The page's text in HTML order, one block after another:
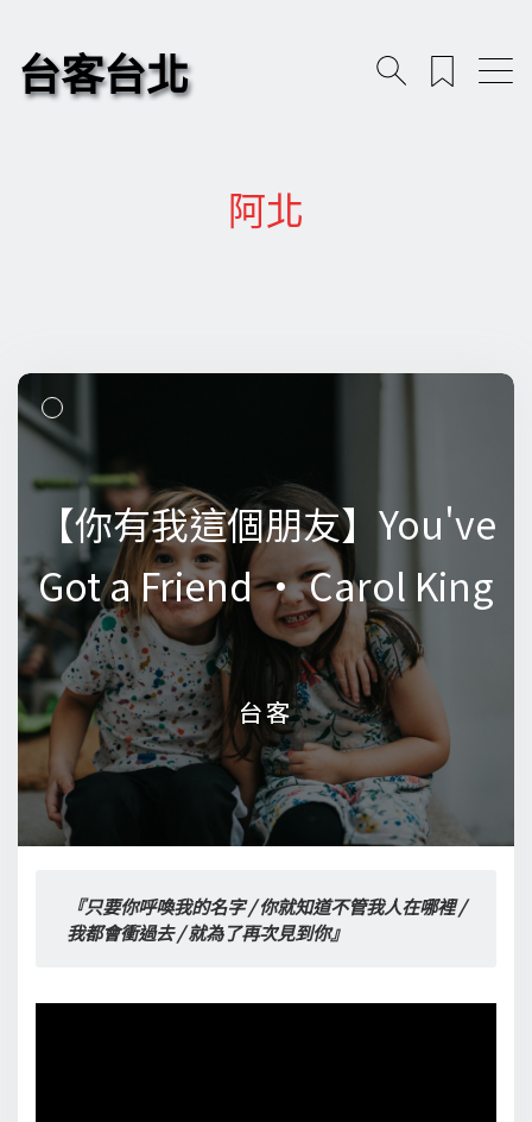
台客台北
阿北
【你有我這個朋友】You've
Got a Friend • Carol King
台客
【你有我這個朋友】You've
Got a Friend • Carol King
台客
『只要你呼喚我的名字 / 你就知道不管我人在哪裡 /
我都會衝過去 / 就為了再次見到你』